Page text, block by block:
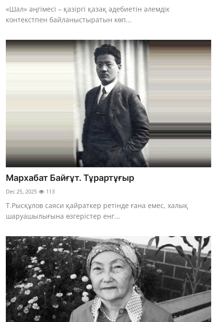
«Шал» әңгімесі – қазіргі қазақ әдебиетін әлемдік
контекстпен байланыстыратын көп...
Мархабат Байғұт. Тұрартұғыр
Dec 25, 2025 113
Т.Рысқұлов саяси қайраткер ретінде ғана емес, халық
шаруашылығына өзгерістер енг...